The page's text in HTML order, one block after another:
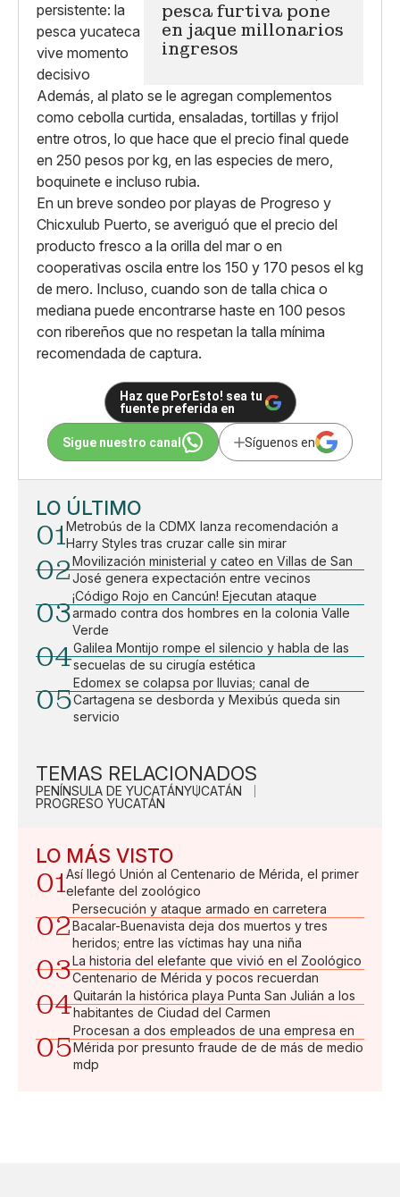
pesca furtiva pone
en jaque millonarios
ingresos
Además, al plato se le agregan complementos
como cebolla curtida, ensaladas, tortillas y frijol
entre otros, lo que hace que el precio final quede
en 250 pesos por kg, en las especies de mero,
boquinete e incluso rubia.
En un breve sondeo por playas de Progreso y
Chicxulub Puerto, se averiguó que el precio del
producto fresco a la orilla del mar o en
cooperativas oscila entre los 150 y 170 pesos el kg
de mero. Incluso, cuando son de talla chica o
mediana puede encontrarse haste en 100 pesos
con ribereños que no respetan la talla mínima
recomendada de captura.
Haz que PorEsto! sea tu
fuente preferida en
Sigue nuestro canal Síguenos en
LO ÚLTIMO
01Metrobús de la CDMX lanza recomendación a
Harry Styles tras cruzar calle sin mirar
02Movilización ministerial y cateo en Villas de San
José genera expectación entre vecinos
03
¡Código Rojo en Cancún! Ejecutan ataque
armado contra dos hombres en la colonia Valle
Verde
04Galilea Montijo rompe el silencio y habla de las
secuelas de su cirugía estética
05
Edomex se colapsa por lluvias; canal de
Cartagena se desborda y Mexibús queda sin
servicio
TEMAS RELACIONADOS
PENÍNSULA DE YUCATÁNYUCATÁN
PROGRESO YUCATÁN
LO MÁS VISTO
01Así llegó Unión al Centenario de Mérida, el primer
elefante del zoológico
02
Persecución y ataque armado en carretera
Bacalar-Buenavista deja dos muertos y tres
heridos; entre las víctimas hay una niña
03La historia del elefante que vivió en el Zoológico
Centenario de Mérida y pocos recuerdan
04Quitarán la histórica playa Punta San Julián a los
habitantes de Ciudad del Carmen
05
Procesan a dos empleados de una empresa en
Mérida por presunto fraude de de más de medio
mdp